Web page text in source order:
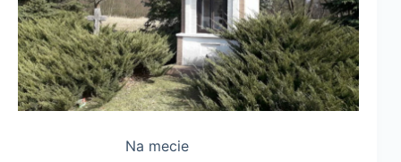
Na mecie